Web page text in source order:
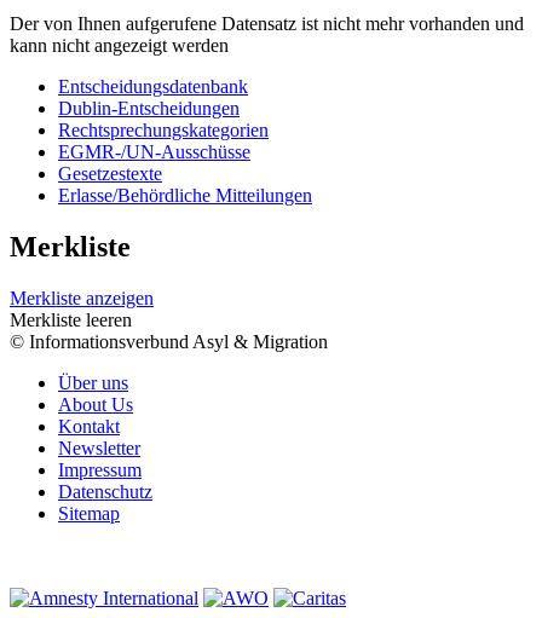
Der von Ihnen aufgerufene Datensatz ist nicht mehr vorhanden und
kann nicht angezeigt werden
Entscheidungsdatenbank
Dublin-Entscheidungen
Rechtsprechungskategorien
EGMR-/UN-Ausschüsse
Gesetzestexte
Erlasse/Behördliche Mitteilungen
Merkliste
Merkliste anzeigen
Merkliste leeren
© Informationsverbund Asyl & Migration
Über uns
About Us
Kontakt
Newsletter
Impressum
Datenschutz
Sitemap